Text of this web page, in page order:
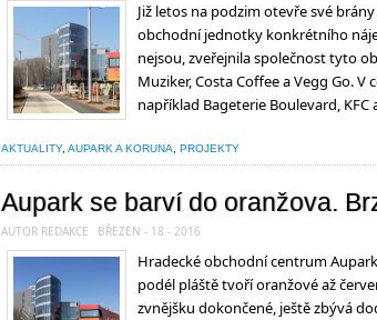
Již letos na podzim otevře své
obchodní jednotky konkrétního
nejsou, zveřejnila společnost tyto
Muziker, Costa Coffee a Vegg Go.
například Bageterie Boulevard, KFC
AKTUALITY, AUPARK A KORUNA PROJEKTY
Aupark se barví do oranžova.
AUTOR REDAKCE BŘEZEN - 18 - 2016
Hradecké obchodní centrum
podél pláště tvoří oranžové až
zvnějšku dokončené, ještě zbývá